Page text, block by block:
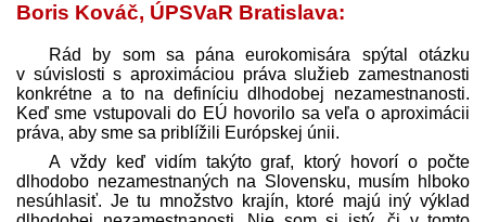
Boris Kováč, ÚPSVaR Bratislava:
Rád by som sa pána eurokomisára spýtal otázku
v súvislosti s aproximáciou práva služieb zamestnanosti
konkrétne a to na definíciu dlhodobej nezamestnanosti.
Keď sme vstupovali do EÚ hovorilo sa veľa o aproximácii
práva, aby sme sa priblížili Európskej únii.
A vždy keď vidím takýto graf, ktorý hovorí o počte
dlhodobo nezamestnaných na Slovensku, musím hlboko
nesúhlasiť. Je tu množstvo krajín, ktoré majú iný výklad